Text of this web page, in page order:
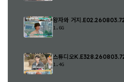
왕자와 거지
1.6G
스튜디오
1.4G